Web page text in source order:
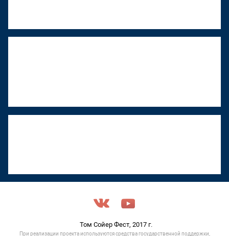
Том Сойер Фест, 2017 г.
При реализации проекта используются средства государственной поддержки,